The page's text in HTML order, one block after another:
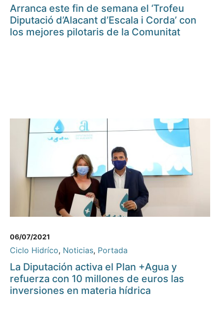
Arranca este fin de semana el ‘Trofeu
Diputació d’Alacant d’Escala i Corda’ con
los mejores pilotaris de la Comunitat
06/07/2021
Ciclo Hidríco, Noticias, Portada
La Diputación activa el Plan +Agua y
refuerza con 10 millones de euros las
inversiones en materia hídrica